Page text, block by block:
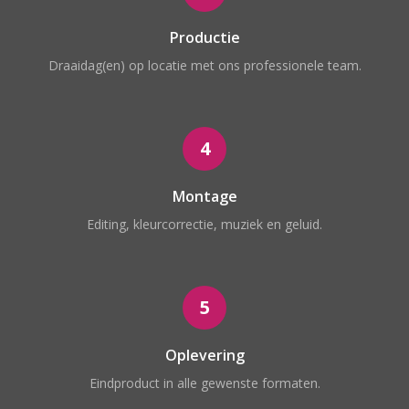
Productie
Draaidag(en) op locatie met ons professionele team.
4
Montage
Editing, kleurcorrectie, muziek en geluid.
5
Oplevering
Eindproduct in alle gewenste formaten.